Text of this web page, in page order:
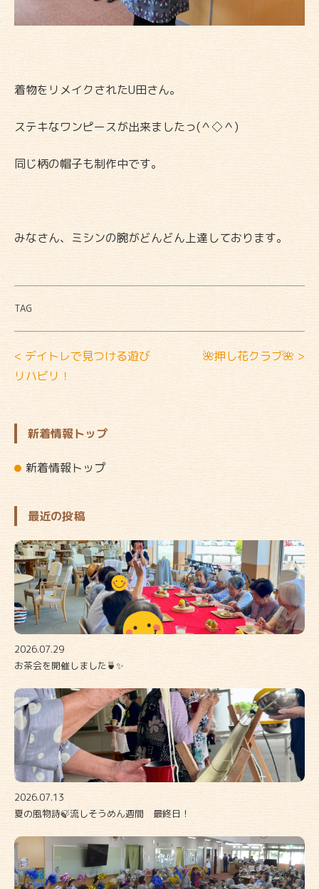
着物をリメイクされたU田さん。
ステキなワンピースが出来ましたっ(＾◇＾)
同じ柄の帽子も制作中です。
みなさん、ミシンの腕がどんどん上達しております。
TAG
< デイトレで見つける遊び
リハビリ！
🌺押し花クラブ🌺 >
新着情報トップ
新着情報トップ
最近の投稿
2026.07.29
お茶会を開催しました🍵✨
2026.07.13
夏の風物詩🍃流しそうめん週間 最終日！